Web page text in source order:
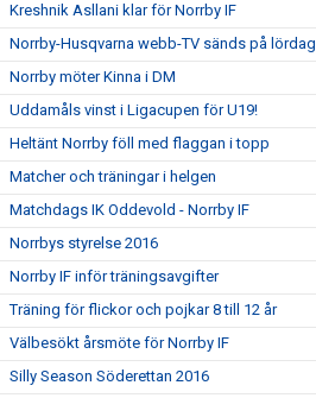
Kreshnik Asllani klar för Norrby IF
Norrby-Husqvarna webb-TV sänds på lördag
Norrby möter Kinna i DM
Uddamåls vinst i Ligacupen för U19!
Heltänt Norrby föll med flaggan i topp
Matcher och träningar i helgen
Matchdags IK Oddevold - Norrby IF
Norrbys styrelse 2016
Norrby IF inför träningsavgifter
Träning för flickor och pojkar 8 till 12 år
Välbesökt årsmöte för Norrby IF
Silly Season Söderettan 2016